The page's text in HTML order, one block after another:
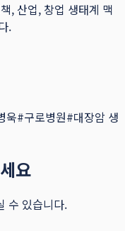
, 산업, 창업 생태계 맥
.
욱#구로병원#대장암 생
요
수 있습니다.